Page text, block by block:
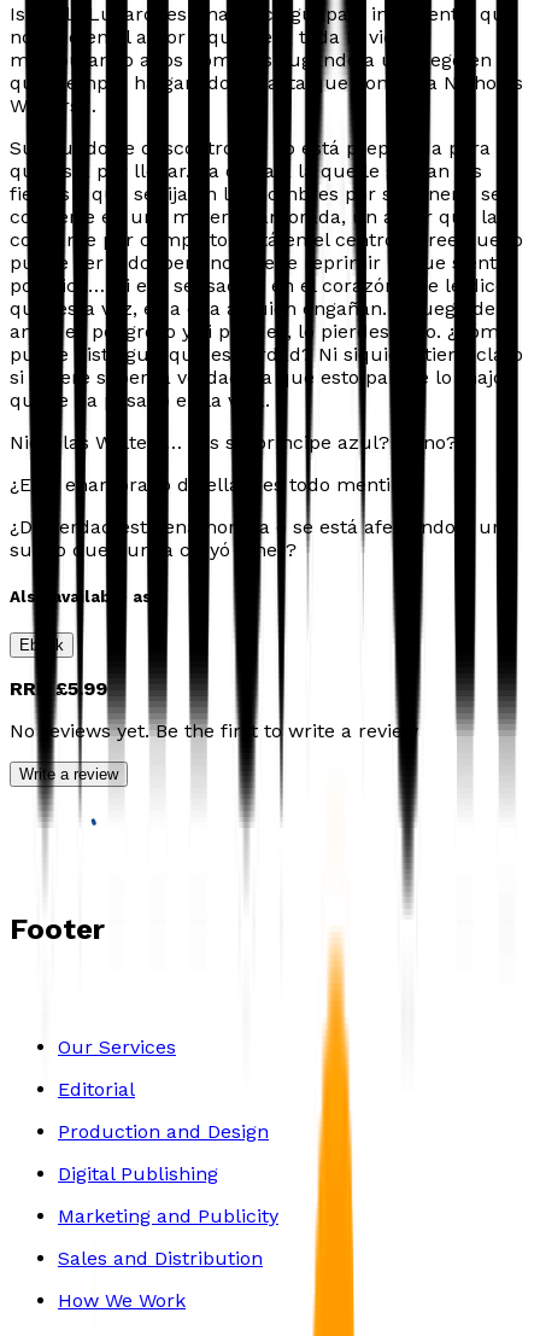
Isabelle Lucardi es una chica guapa e inteligente, que
no cree en el amor y que lleva toda la vida
manipulando a los hombres, jugando a un juego en el
que siempre ha ganado… Hasta que conoce a Nicholas
Walters…
Su mundo se descontrola y no está preparada para lo
que está por llegar. La chica a la que le gustan las
fiestas y que se fija en los hombres por su dinero, se
convierte en una mujer enamorada, un amor que la
consume por completo. Está en el centro y cree que lo
puede ver todo, pero no puede reprimir lo que siente
por Nick… Ni esa sensación en el corazón que le dice
que, esta vez, es a ella a quien engañan. El juego del
amor es peligroso y si pierdes, lo pierdes todo. ¿Cómo
puede distinguir qué es verdad? Ni siquiera tiene claro
si quiere saber la verdad, ya que esto parece lo major
que le ha pasado en la vida.
Nicholas Walters… ¿Es su príncipe azul? ¿O no?
¿Está enamorado de ella o es todo mentira?
¿De verdad está enamorada o se está aferrando a un
sueño que nunca creyó tener?
Also available as
Ebook
RRP£5.99
No reviews yet. Be the first to write a review
Write a review
Footer
Our Services
Editorial
Production and Design
Digital Publishing
Marketing and Publicity
Sales and Distribution
How We Work